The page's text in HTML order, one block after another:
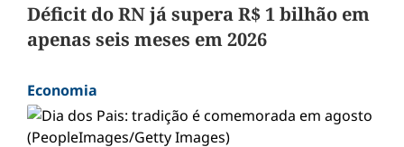
Déficit do RN já supera R$ 1 bilhão em
apenas seis meses em 2026
Economia